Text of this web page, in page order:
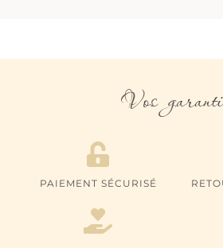
Vos
PAIEMENT SÉCURISÉ